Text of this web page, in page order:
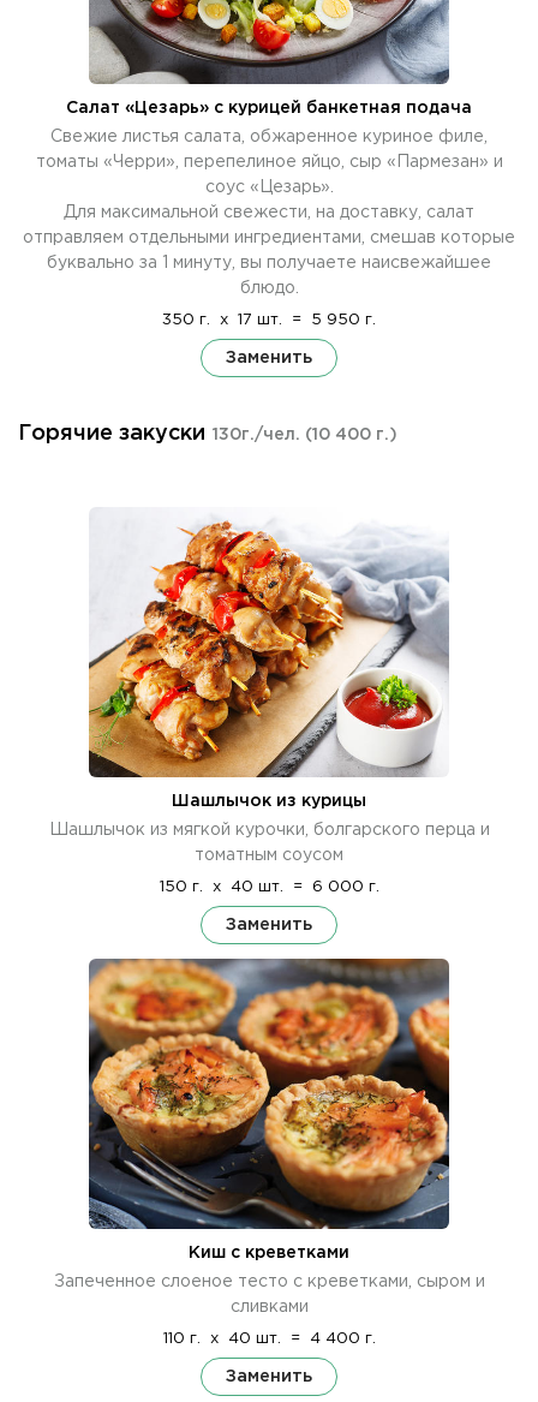
Салат «Цезарь» с курицей банкетная подача
Свежие листья салата, обжаренное куриное филе,
томаты «Черри», перепелиное яйцо, сыр «Пармезан» и
соус «Цезарь».
Для максимальной свежести, на доставку, салат
отправляем отдельными ингредиентами, смешав которые
буквально за 1 минуту, вы получаете наисвежайшее
блюдо.
350 г. x 17 шт. = 5 950 г.
Заменить
Горячие закуски 130г./чел. (10 400 г.)
Шашлычок из курицы
Шашлычок из мягкой курочки, болгарского перца и
томатным соусом
150 г. x 40 шт. = 6 000 г.
Заменить
Киш с креветками
Запеченное слоеное тесто с креветками, сыром и
сливками
110 г. x 40 шт. = 4 400 г.
Заменить